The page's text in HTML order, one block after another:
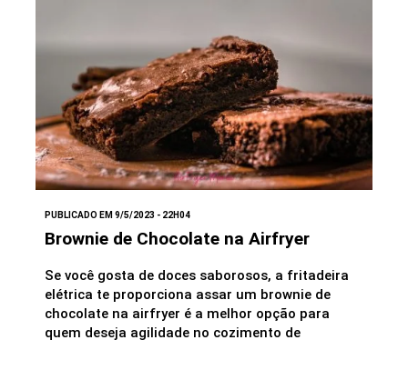
PUBLICADO EM 9/5/2023 - 22H04
Brownie de Chocolate na Airfryer
Se você gosta de doces saborosos, a fritadeira
elétrica te proporciona assar um brownie de
chocolate na airfryer é a melhor opção para
quem deseja agilidade no cozimento de